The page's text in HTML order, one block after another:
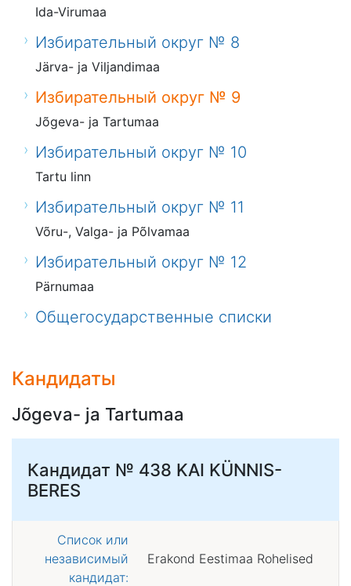
Ida-Virumaa
Избирательный округ № 8
Järva- ja Viljandimaa
Избирательный округ № 9
Jõgeva- ja Tartumaa
Избирательный округ № 10
Tartu linn
Избирательный округ № 11
Võru-, Valga- ja Põlvamaa
Избирательный округ № 12
Pärnumaa
Общегосударственные списки
Кандидаты
Jõgeva- ja Tartumaa
Кандидат № 438 KAI KÜNNIS-
BERES
Список или
независимый
кандидат:
Erakond Eestimaa Rohelised